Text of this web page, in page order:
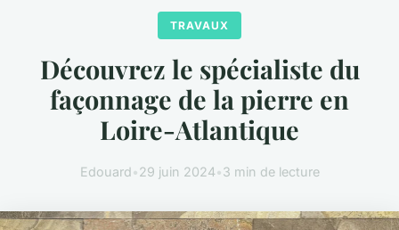
TRAVAUX
Découvrez le spécialiste du
façonnage de la pierre en
Loire-Atlantique
Edouard•29 juin 2024•3 min de lecture